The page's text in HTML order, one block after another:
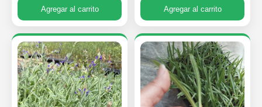
Agregar al carrito Agregar al carrito